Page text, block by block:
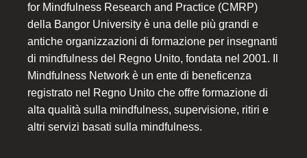
for Mindfulness Research and Practice (CMRP)
della Bangor University è una delle più grandi e
antiche organizzazioni di formazione per insegnanti
di mindfulness del Regno Unito, fondata nel 2001. Il
Mindfulness Network è un ente di beneficenza
registrato nel Regno Unito che offre formazione di
alta qualità sulla mindfulness, supervisione, ritiri e
altri servizi basati sulla mindfulness.